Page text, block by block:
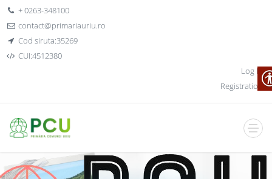
+ 0263-348100
contact@primariauriu.ro
Cod siruta:35269
CUI:4512380
Log In
Registration